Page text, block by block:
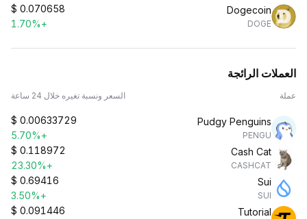
Dogecoin
DOGE
$ 0.070658
+1.70%
العملات الرائجة
عملة السعر ونسبة تغيره خلال 24 ساعة
Pudgy Penguins
PENGU
$ 0.00633729
+5.70%
Cash Cat
CASHCAT
$ 0.118972
+23.30%
Sui
SUI
$ 0.69416
+3.50%
Tutorial
$ 0.091446